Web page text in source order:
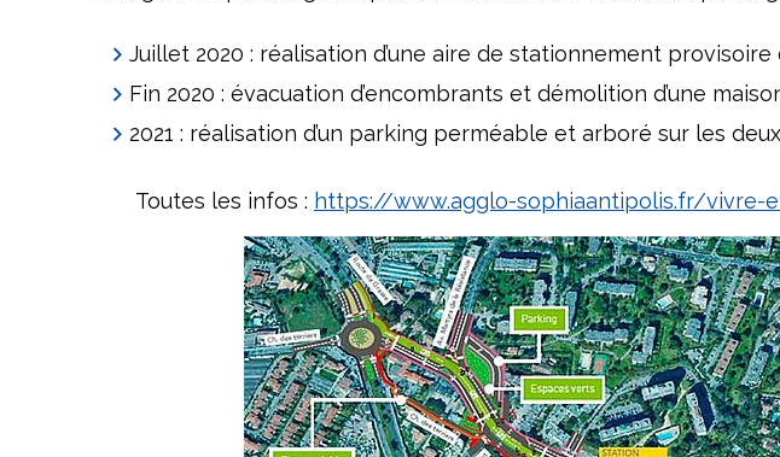
Juillet 2020 : réalisation d’une aire de stationnement
Fin 2020 : évacuation d’encombrants et démolition d’une
2021 : réalisation d’un parking perméable et arboré sur les
Toutes les infos : https://www.agglo-sophiaantipolis.fr/